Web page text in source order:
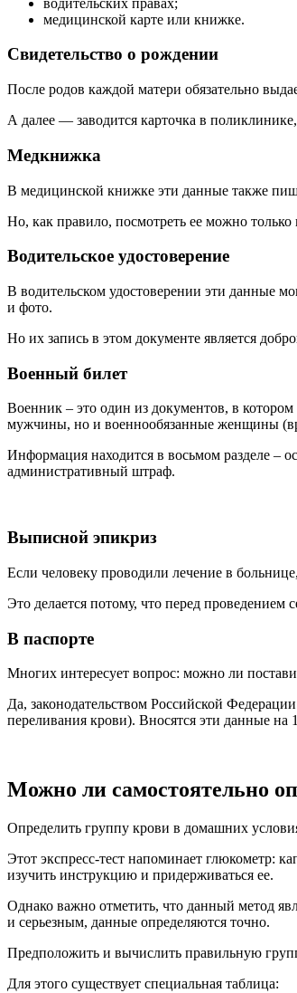
медицинской карте или книжке.
Свидетельство о рождении
После родов каждой матери обязательно
А далее — заводится карточка в
Медкнижка
В медицинской книжке эти данные также
Но, как правило, посмотреть ее можно
Водительское удостоверение
В водительском удостоверении эти данные
и фото.
Но их запись в этом документе является
Военный билет
Военник – это один из документов, в
мужчины, но и военнообязанные женщины
Информация находится в восьмом разделе –
административный штраф.
Выписной эпикриз
Если человеку проводили лечение в
Это делается потому, что перед
В паспорте
Многих интересует вопрос: можно ли
Да, законодательством Российской
переливания крови). Вносятся эти данные на
Можно ли самостоятельно
Определить группу крови в домашних
Этот экспресс-тест напоминает глюкометр:
изучить инструкцию и придерживаться ее.
Однако важно отметить, что данный метод
и серьезным, данные определяются точно.
Предположить и вычислить правильную
Для этого существует специальная таблица: